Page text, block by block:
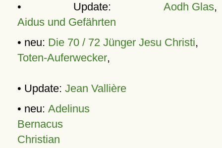
• Update: Aodh Glas,
Aidus und Gefährten
• neu: Die 70 / 72 Jünger Jesu Christi,
Toten-Auferwecker,
• Update: Jean Vallière
• neu: Adelinus
Bernacus
Christian